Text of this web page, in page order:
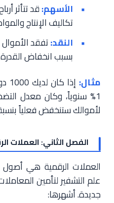
الأسهم:قد تتأثر
تكاليف الإنتاج
النقد:تفقد الأموال
بسبب انخفاض القدرة
مثال:
لأموالك ستنخفض فعلياً بنسبة 2%
الفصل الثاني: العملات
العملات الرقمية هي أصول
علم التشفير لتأمين
جديدة. أشهرها: